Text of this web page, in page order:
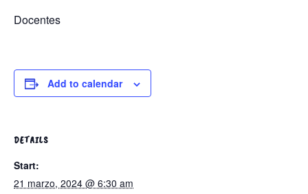
Docentes
Add to calendar
DETAILS
Start:
21 marzo, 2024 @ 6:30 am